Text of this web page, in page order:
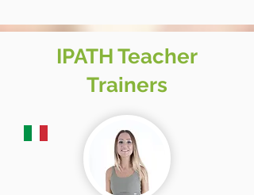
IPATH Teacher
Trainers